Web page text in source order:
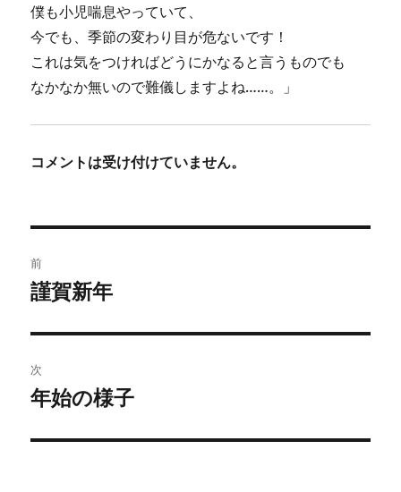
僕も小児喘息やっていて、
今でも、季節の変わり目が危ないです！
これは気をつければどうにかなると言うものでも
なかなか無いので難儀しますよね……。」
コメントは受け付けていません。
稿
ビ
ゲ
ー
前
前
投
稿:
謹賀新年
次
次
投
年始の様子